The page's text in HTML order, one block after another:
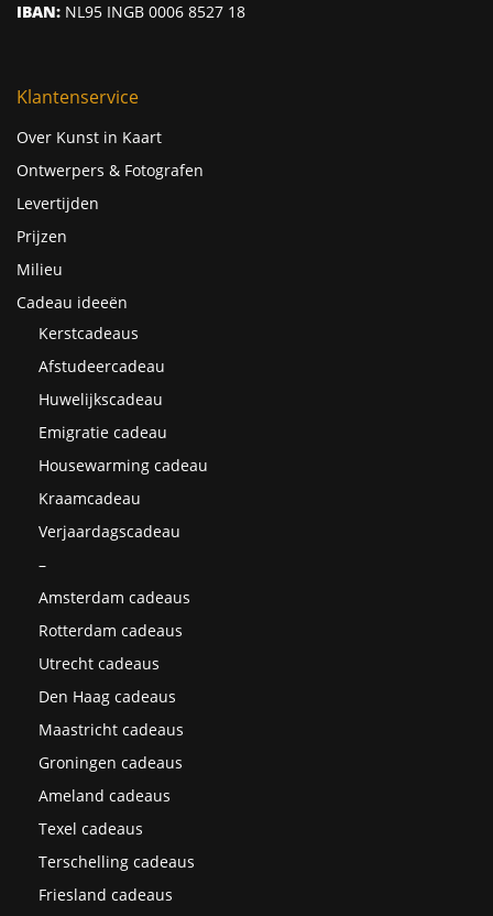
IBAN: NL95 INGB 0006 8527 18
Klantenservice
Over Kunst in Kaart
Ontwerpers & Fotografen
Levertijden
Prijzen
Milieu
Cadeau ideeën
Kerstcadeaus
Afstudeercadeau
Huwelijkscadeau
Emigratie cadeau
Housewarming cadeau
Kraamcadeau
Verjaardagscadeau
–
Amsterdam cadeaus
Rotterdam cadeaus
Utrecht cadeaus
Den Haag cadeaus
Maastricht cadeaus
Groningen cadeaus
Ameland cadeaus
Texel cadeaus
Terschelling cadeaus
Friesland cadeaus